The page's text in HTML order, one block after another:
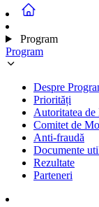
Program
Program
Despre
Priorități
Autoritatea de
Comitet de
Anti-fraudă
Documente
Rezultate
Parteneri